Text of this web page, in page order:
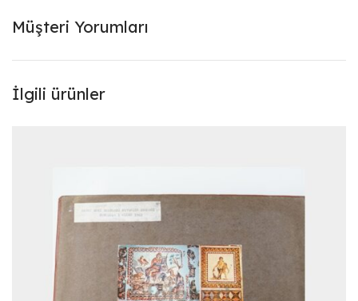
Müşteri Yorumları
İlgili ürünler